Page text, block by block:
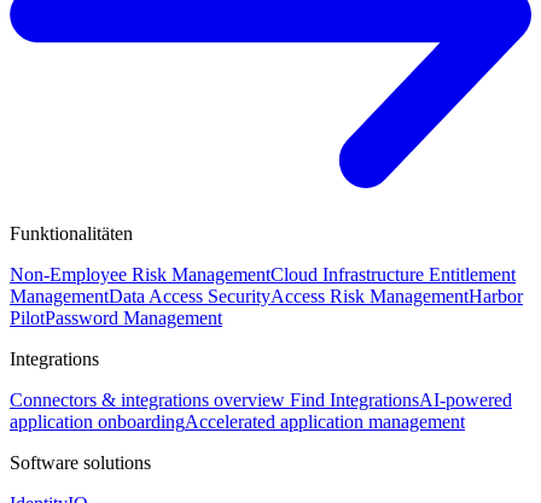
Funktionalitäten
Non-Employee Risk ManagementCloud Infrastructure Entitlement
ManagementData Access SecurityAccess Risk ManagementHarbor
PilotPassword Management
Integrations
Connectors & integrations overview Find IntegrationsAI-powered
application onboardingAccelerated application management
Software solutions